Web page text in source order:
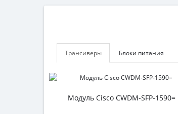
Трансиверы Блоки питания
Модуль Cisco CWDM-SFP-1590=